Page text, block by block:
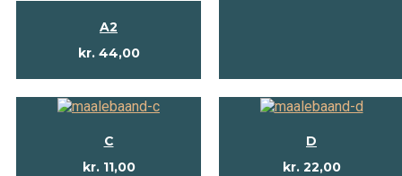
A2
kr.44,00
C
kr.11,00
D
kr.22,00